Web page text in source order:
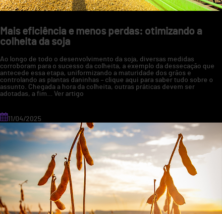
Mais eficiência e menos perdas: otimizando a
colheita da soja
Ao longo de todo o desenvolvimento da soja, diversas medidas
corroboram para o sucesso da colheita, a exemplo da dessecação que
antecede essa etapa, uniformizando a maturidade dos grãos e
controlando as plantas daninhas – clique aqui para saber tudo sobre o
assunto. Chegada a hora da colheita, outras práticas devem ser
adotadas, a fim… Ver artigo
11/04/2025